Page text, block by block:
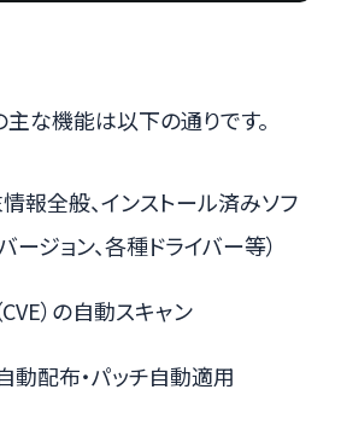
主な機能は以下の通りです。
報全般、インストール済みソフ
ージョン、各種ドライバー等）
）の自動スキャン
動配布・パッチ自動適用